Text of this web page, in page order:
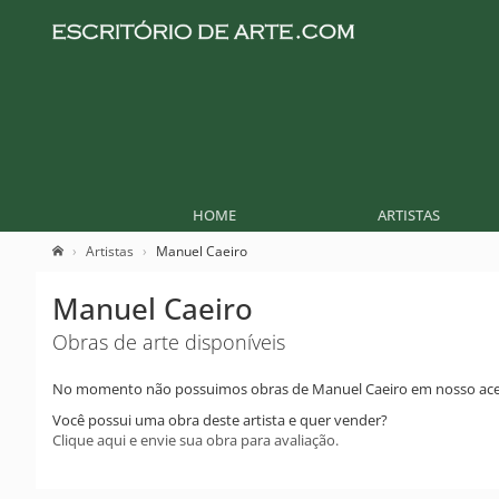
HOME ARTISTAS
Artistas Manuel Caeiro
Manuel Caeiro
Obras de arte disponíveis
No momento não possuimos obras de Manuel Caeiro em nosso
Você possui uma obra deste artista e quer vender?
Clique aqui e envie sua obra para avaliação.